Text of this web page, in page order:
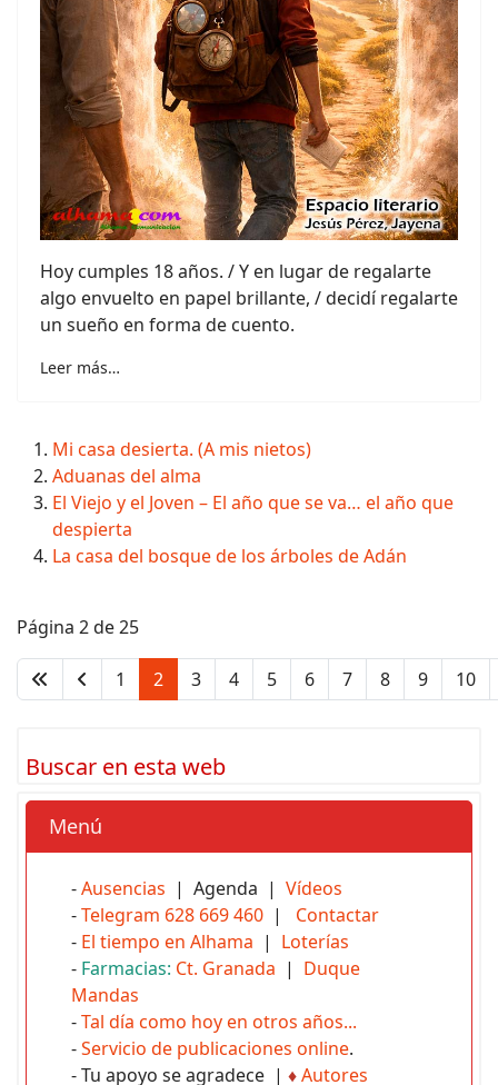
Hoy cumples 18 años. / Y en lugar de regalarte
algo envuelto en papel brillante, / decidí regalarte
un sueño en forma de cuento.
Leer más…
Mi casa desierta. (A mis nietos)
Aduanas del alma
El Viejo y el Joven – El año que se va… el año que
despierta
La casa del bosque de los árboles de Adán
Página 2 de 25
1 2 3 4 5 6 7 8 9 10
Buscar en esta web
Menú
-Ausencias | Agenda | Vídeos
-Telegram 628 669 460 | Contactar
- El tiempo en Alhama | Loterías
- Farmacias: Ct. Granada | Duque
Mandas
-Tal día como hoy en otros años...
-Servicio de publicaciones online.
- Tu apoyo se agradece | ♦Autores